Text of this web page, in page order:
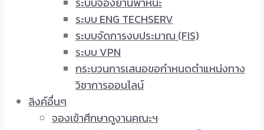
ระบบ ENG TECHSERV
ระบบจัดการงบประมาณ (FIS)
ระบบ VPN
กระบวนการเสนอขอกำหนดตำแหน่งทาง
วิชาการออนไลน์
ลิงค์อื่นๆ
จองเข้าศึกษาดูงานคณะฯ